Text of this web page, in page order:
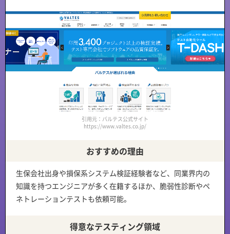
引用元：バルテス公式サイト
https://www.valtes.co.jp/
おすすめの理由
生保会社出身や損保系システム検証経験者など、 同業界内の
知識を持つエンジニアが多く在籍するほか、 脆弱性診断やペ
ネトレーションテストも依頼可能。
得意なテスティング領域